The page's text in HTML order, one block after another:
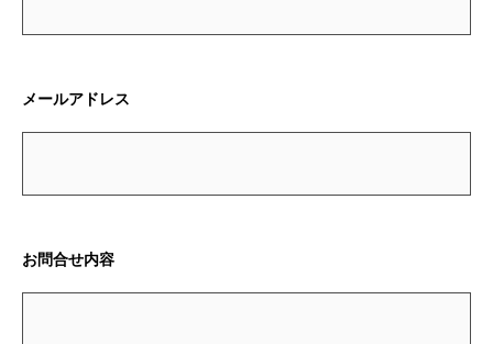
メールアドレス
お問合せ内容